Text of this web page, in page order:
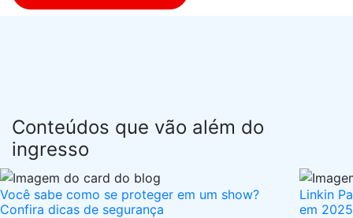
Conteúdos que vão além do
ingresso
Você sabe como se proteger em um show?
Confira dicas de segurança
Linkin
em